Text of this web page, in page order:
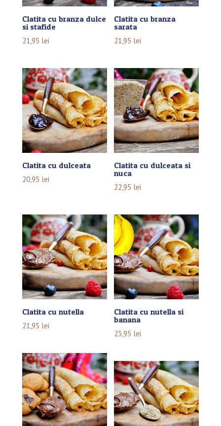
Clatita cu branza dulce
si stafide
21,95 lei
Clatita cu branza
sarata
21,95 lei
Clatita cu dulceata
20,95 lei
Clatita cu dulceata si
nuca
22,95 lei
Clatita cu nutella
21,95 lei
Clatita cu nutella si
banana
23,95 lei